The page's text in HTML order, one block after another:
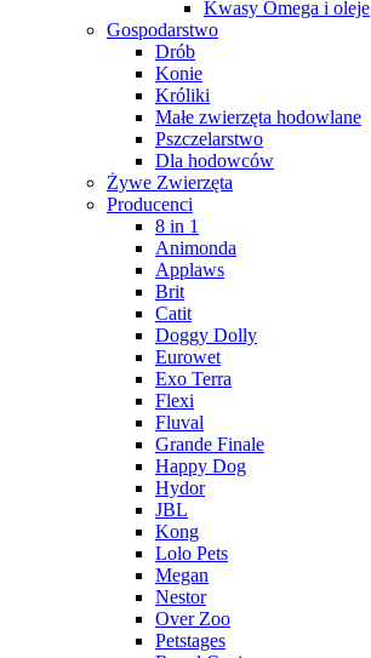
Kwasy Omega i oleje
Gospodarstwo
Drób
Konie
Króliki
Małe zwierzęta hodowlane
Pszczelarstwo
Dla hodowców
Żywe Zwierzęta
Producenci
8 in 1
Animonda
Applaws
Brit
Catit
Doggy Dolly
Eurowet
Exo Terra
Flexi
Fluval
Grande Finale
Happy Dog
Hydor
JBL
Kong
Lolo Pets
Megan
Nestor
Over Zoo
Petstages